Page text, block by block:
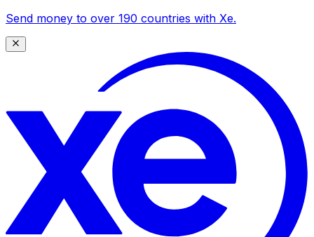
Send money to over 190 countries with Xe.